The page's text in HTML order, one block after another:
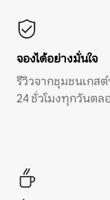
จองได้อย่างมั่นใจ
รีวิวจากชุมชนเกส
24 ชั่วโมงทุกวันตล